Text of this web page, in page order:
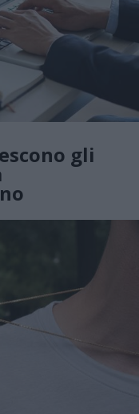
gli